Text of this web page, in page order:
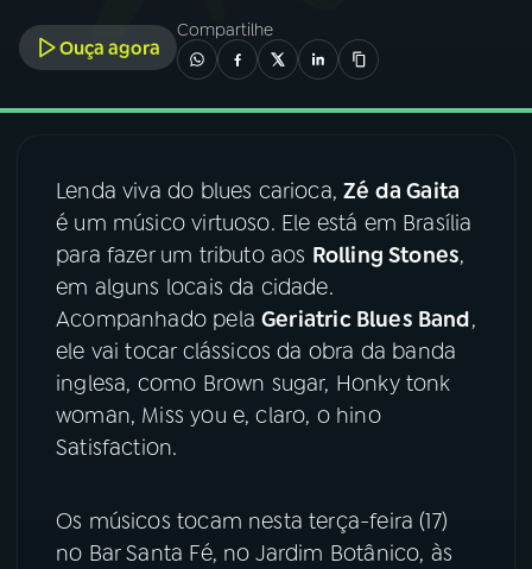
04 PROGRAMAS
05PODCASTS
06VIDEOCASTS
08FESTIVAL DE MÚSICA
Ouça agora
Compartilhe
Lenda viva do blues carioca,Zé da Gaita
é um músico virtuoso. Ele está em Brasília
para fazer um tributo aos Rolling Stones,
em alguns locais da cidade.
Acompanhado pelaGeriatric Blues Band,
ele vai tocar clássicos da obra da banda
inglesa, como Brown sugar, Honky tonk
woman, Miss you e, claro, o hino
Satisfaction.
Os músicos tocam nesta terça-feira (17)
no Bar Santa Fé, no Jardim Botânico, às